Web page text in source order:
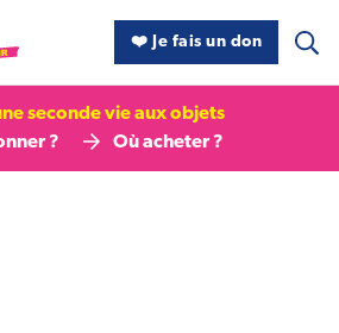
❤️ Je fais un don
seconde vie aux objets
?
Où acheter ?